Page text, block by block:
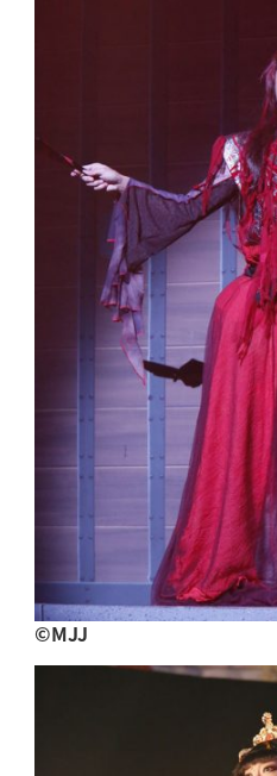
©︎MJJ